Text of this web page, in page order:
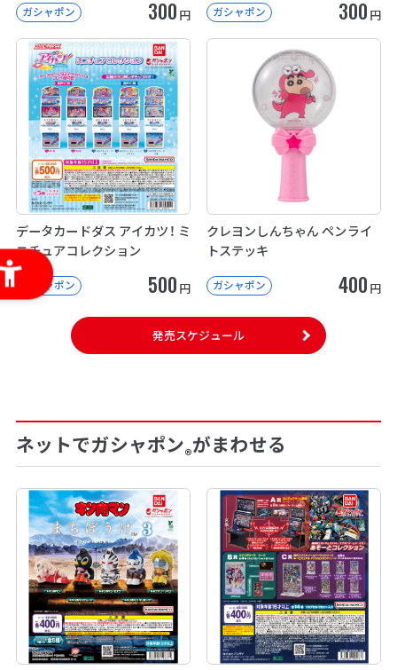
ガシャポン 300 円 ガシャポン 300 円
データカードダス アイカツ！ ミ
ニチュアコレクション
ガシャポン 500 円
クレヨンしんちゃん ペンライ
トステッキ
ガシャポン 400 円
発売スケジュール
ネットでガシャポン®がまわせる